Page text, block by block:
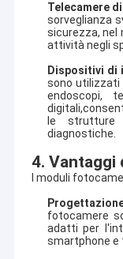
Controllo di
Contattaci
notizie
Tutti i casi
Richiedere un
Moduli della
Telecamere
sorveglianza
sicurezza, nel
attività negli
Dispositivi di
sono utilizzati
endoscopi,
le strutture
diagnostiche.
4. Vantaggi
I moduli
fotocamere
adatti per
smartphone e
della macchina
sicurezza, macchina
della macchina
come VR, l'AR, 3D,
la roboticadi vetro,
biometria, la
ottico del computer,
con il modulo della
migliore soluzione